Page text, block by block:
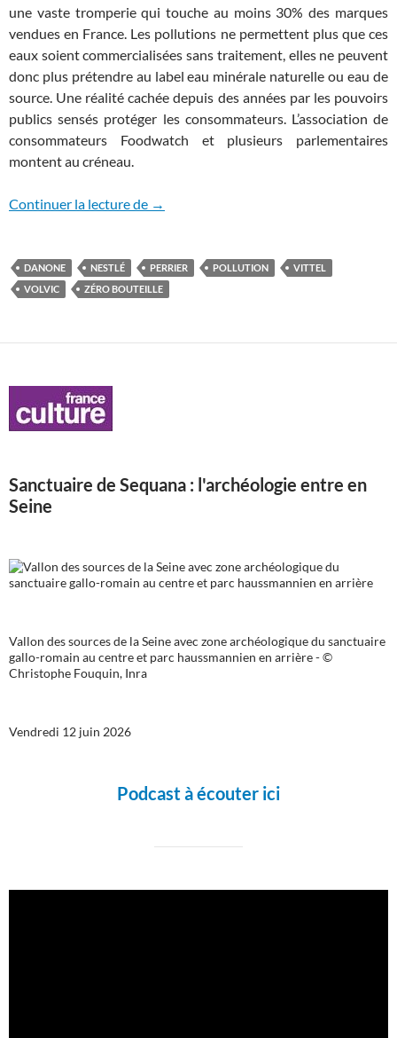
une vaste tromperie qui touche au moins 30% des marques
vendues en France. Les pollutions ne permettent plus que ces
eaux soient commercialisées sans traitement, elles ne peuvent
donc plus prétendre au label eau minérale naturelle ou eau de
source. Une réalité cachée depuis des années par les pouvoirs
publics sensés protéger les consommateurs. L’association de
consommateurs Foodwatch et plusieurs parlementaires
montent au créneau.
Continuer la lecture de Eaux en bouteilles: ni pures, ni naturelles
→
DANONE NESTLÉ PERRIER POLLUTION
VITTEL
VOLVIC
ZÉRO BOUTEILLE
Sanctuaire de Sequana : l'archéologie entre en
Seine
Vallon des sources de la Seine avec zone archéologique du sanctuaire
gallo-romain au centre et parc haussmannien en arrière - ©
Christophe Fouquin, Inra
Vendredi 12 juin 2026
Podcast à écouter ici